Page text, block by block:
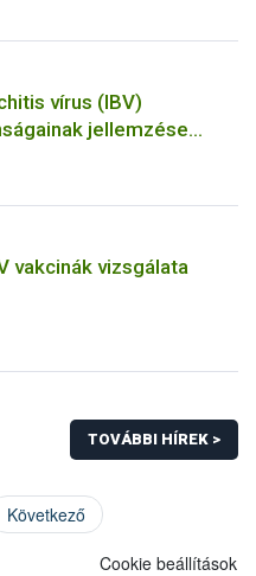
vírus (IBV)
jellemzése
biológiai eszközökkel
vakcinák vizsgálata
TOVÁBBI HÍREK >
Következő
Cookie beállítások